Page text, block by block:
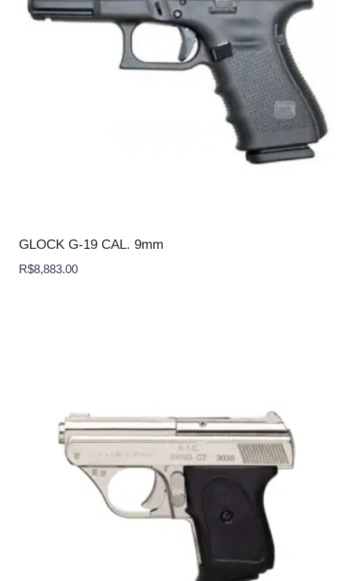
GLOCK G-19 CAL. 9mm
R$8,883.00